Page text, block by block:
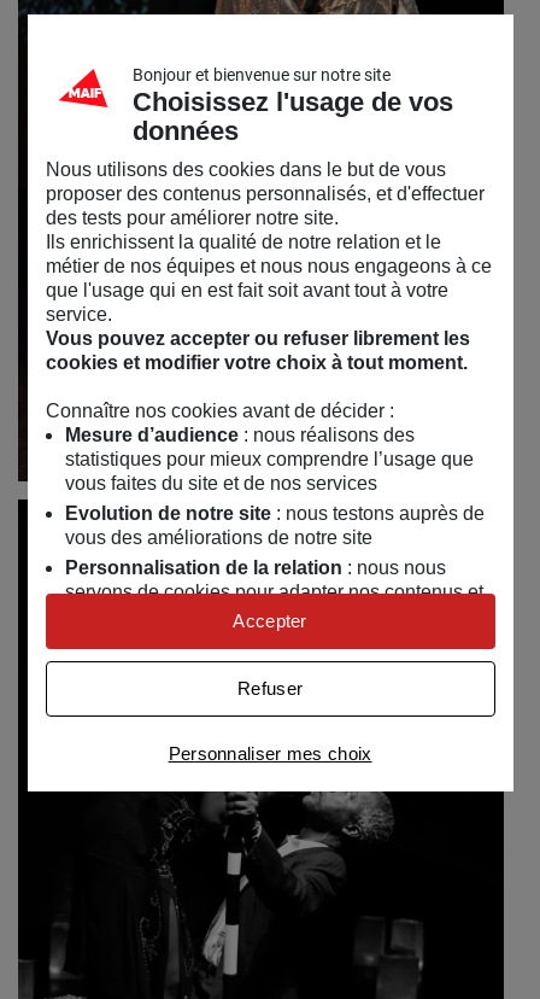
Bonjour et bienvenue sur notre site
Choisissez l'usage de vos
données
Nous utilisons des cookies dans le but de vous
proposer des contenus personnalisés, et d'effectuer
des tests pour améliorer notre site.
Ils enrichissent la qualité de notre relation et le
métier de nos équipes et nous nous engageons à ce
que l'usage qui en est fait soit avant tout à votre
service.
Vous pouvez accepter ou refuser librement les
cookies et modifier votre choix à tout moment.
Connaître nos cookies avant de décider :
Mesure d’audience: nous réalisons des
statistiques pour mieux comprendre l’usage que
vous faites du site et de nos services
Evolution de notre site: nous testons auprès de
vous des améliorations de notre site
Personnalisation de la relation : nous nous
servons de cookies pour adapter nos contenus et
personnaliser nos offres
Univers publicitaire: nous utilisons avec nos
publicités personnalisées
Personnaliser mes choix
Refuser
Accepter